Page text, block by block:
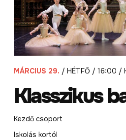
MÁRCIUS 29. / HÉTFŐ / 16:00 /
Klasszikus
Kezdő csoport
Iskolás kortól